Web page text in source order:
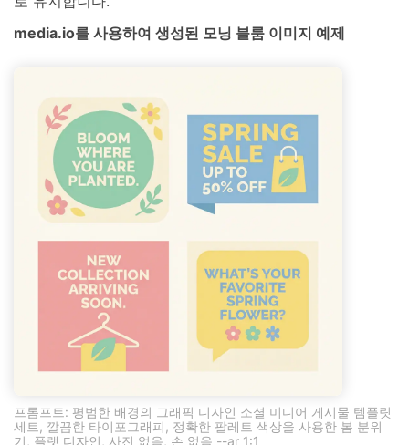
media.io를 사용하여 생성된 모닝 블룸 이미지 예제
프롬프트: 평범한 배경의 그래픽 디자인 소셜 미디어 게시물 템플릿
세트, 깔끔한 타이포그래피, 정확한 팔레트 색상을 사용한 봄 분위
기, 플랫 디자인, 사진 없음, 손 없음 --ar 1:1